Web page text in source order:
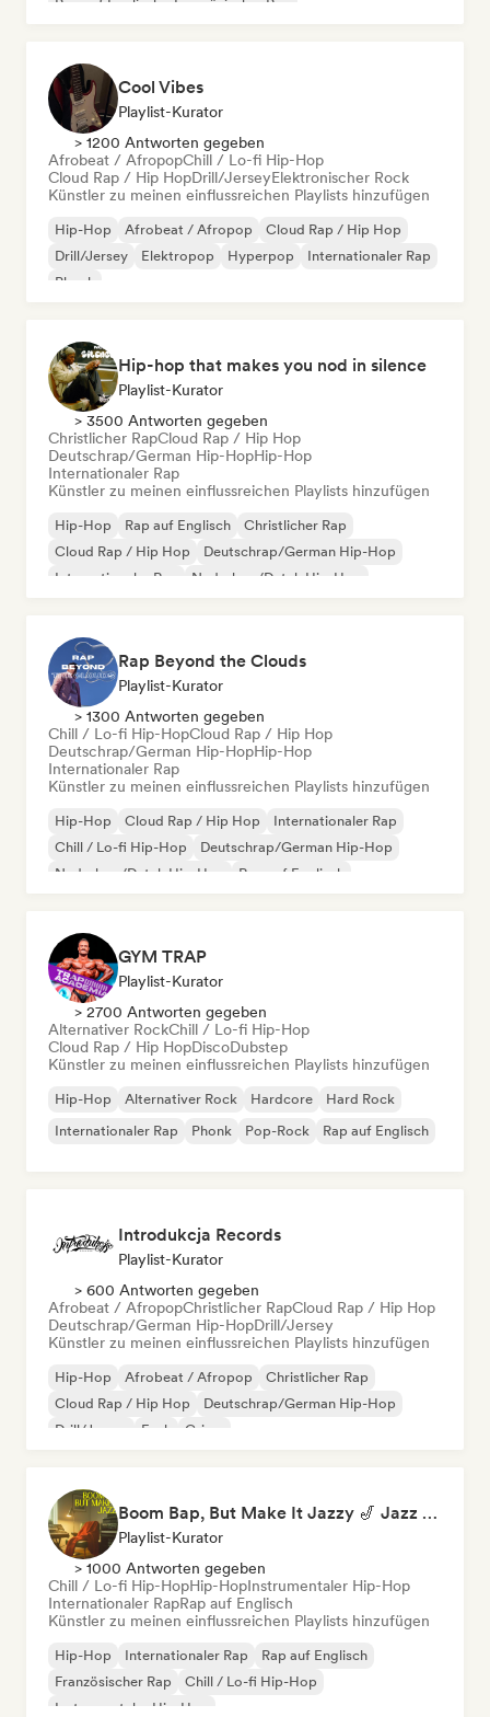
Rap auf Englisch
Französischer Rap
Cool Vibes
Playlist-Kurator
> 1200 Antworten gegeben
Afrobeat / AfropopChill / Lo-fi Hip-Hop
Cloud Rap / Hip HopDrill/JerseyElektronischer Rock
Künstler zu meinen einflussreichen Playlists hinzufügen
Hip-Hop Afrobeat / Afropop
Cloud Rap / Hip Hop
Drill/Jersey
Elektropop Hyperpop
Internationaler Rap
Phonk
Hip-hop that makes you nod in silence
Playlist-Kurator
> 3500 Antworten gegeben
Christlicher RapCloud Rap / Hip Hop
Deutschrap/German Hip-HopHip-Hop
Internationaler Rap
Künstler zu meinen einflussreichen Playlists hinzufügen
Hip-Hop Rap auf Englisch
Christlicher Rap
Cloud Rap / Hip Hop
Deutschrap/German Hip-Hop
Internationaler Rap
Nederhop/Dutch Hip-Hop
Rap Beyond the Clouds
Playlist-Kurator
> 1300 Antworten gegeben
Chill / Lo-fi Hip-HopCloud Rap / Hip Hop
Deutschrap/German Hip-HopHip-Hop
Internationaler Rap
Künstler zu meinen einflussreichen Playlists hinzufügen
Hip-Hop Cloud Rap / Hip Hop
Internationaler Rap
Chill / Lo-fi Hip-Hop
Deutschrap/German Hip-Hop
Nederhop/Dutch Hip-Hop
Rap auf Englisch
GYM TRAP
Playlist-Kurator
> 2700 Antworten gegeben
Alternativer RockChill / Lo-fi Hip-Hop
Cloud Rap / Hip HopDiscoDubstep
Künstler zu meinen einflussreichen Playlists hinzufügen
Hip-Hop Alternativer Rock Hardcore
Hard Rock
Internationaler Rap
Phonk Pop-Rock Rap auf Englisch
Introdukcja Records
Playlist-Kurator
> 600 Antworten gegeben
Afrobeat / AfropopChristlicher RapCloud Rap / Hip Hop
Deutschrap/German Hip-HopDrill/Jersey
Künstler zu meinen einflussreichen Playlists hinzufügen
Hip-Hop Afrobeat / Afropop
Christlicher Rap
Cloud Rap / Hip Hop
Deutschrap/German Hip-Hop
Drill/Jersey
Funk Grime
Boom Bap, But Make It Jazzy 🎷 Jazz Rap, Underground & Conscious Hip-Hop
Playlist-Kurator
> 1000 Antworten gegeben
Chill / Lo-fi Hip-HopHip-HopInstrumentaler Hip-Hop
Internationaler RapRap auf Englisch
Künstler zu meinen einflussreichen Playlists hinzufügen
Hip-Hop Internationaler Rap
Rap auf Englisch
Französischer Rap
Chill / Lo-fi Hip-Hop
Instrumentaler Hip-Hop